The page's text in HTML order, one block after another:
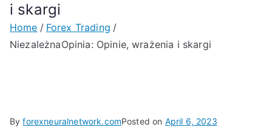
i skargi
Home
Forex Trading
NiezależnaOpinia: Opinie, wrażenia i skargi
Byforexneuralnetwork.comPosted on April 6, 2023